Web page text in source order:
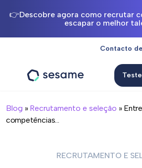
👉Descobre agora como recrutar
escapar o melhor
Contacto
Blog » Recrutamento e seleção »
competências...
RECRUTAMENTO E